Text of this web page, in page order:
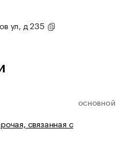
ул, д 235
ОСНОВНОЙ
связанная с